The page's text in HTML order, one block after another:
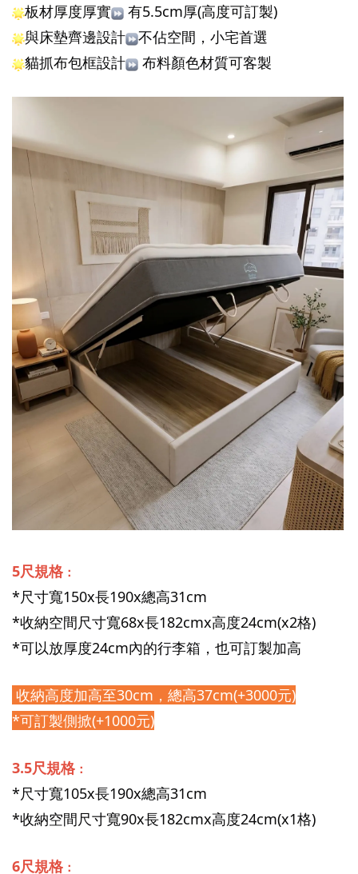
板材厚度厚實
有5.5cm厚(高度可訂製)
與床墊齊邊設計
不佔空間，小宅首選
貓抓布包框設計
布料顏色材質可客製
5尺規格 ：
*尺寸寬150x長190x總高31cm
*收納空間尺寸寬68x長182cmx高度24cm(x2格)
*可以放厚度24cm內的行李箱，也可訂製加高
收納高度加高至30cm，總高37cm(+3000元)
*可訂製側掀(+1000元)
3.5尺規格 ：
*尺寸寬105x長190x總高31cm
*收納空間尺寸寬90x長182cmx高度24cm(x1格)
6尺規格 ：